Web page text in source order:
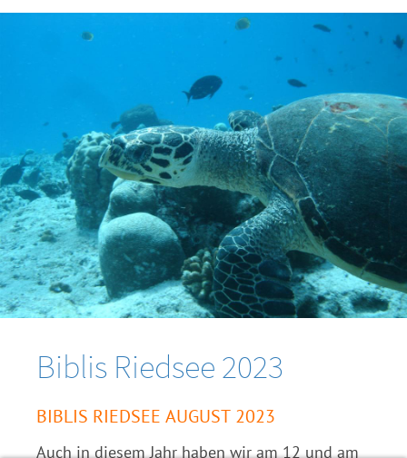
Biblis Riedsee 2023
BIBLIS RIEDSEE AUGUST 2023
Auch in diesem Jahr haben wir am 12 und am